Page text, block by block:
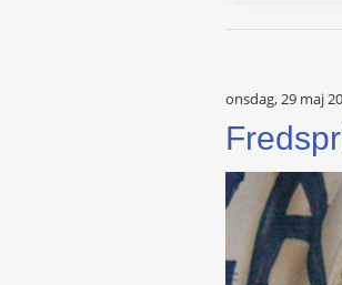
onsdag, 29 maj